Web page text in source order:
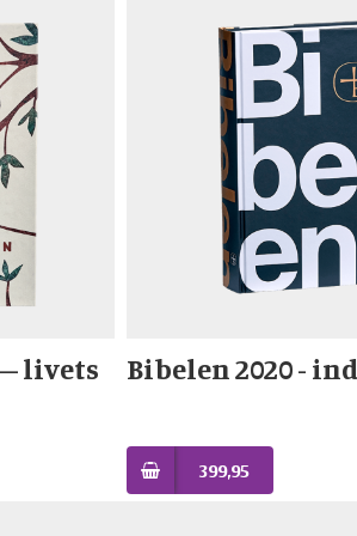
livets Bibelen 2020 -
399,95